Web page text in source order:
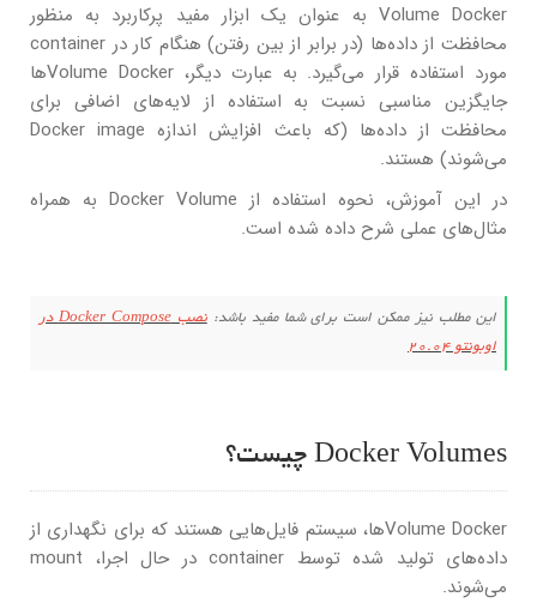
Volume Docker به عنوان یک ابزار مفید پرکاربرد به منظور
محافظت از داده‌ها (در برابر از بین رفتن) هنگام کار در container
مورد استفاده قرار می‌گیرد. به عبارت دیگر، Volume Dockerها
جایگزین مناسبی نسبت به استفاده از لایه‌های اضافی برای
محافظت از داده‌ها (که باعث افزایش اندازه Docker image
می‌شوند) هستند.
در این آموزش، نحوه استفاده از Docker Volume به همراه
مثال‌های عملی شرح داده شده است.
این مطلب نیز ممکن است برای شما مفید باشد:
نصب Docker Compose در
اوبونتو 20.04
Docker Volumes چیست؟
Volume Dockerها، سیستم فایل‌هایی هستند که برای نگهداری از
داده‌های تولید شده توسط container در حال اجرا، mount
می‌شوند.